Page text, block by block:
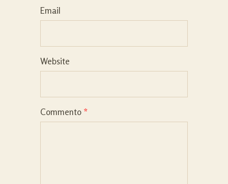
Email
Website
Commento *